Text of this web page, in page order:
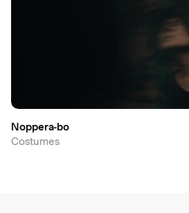
Noppera-bo
Costumes